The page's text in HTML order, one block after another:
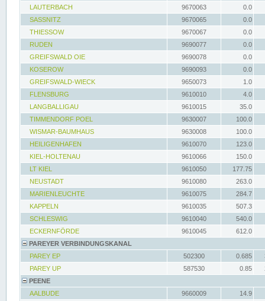
LAUTERBACH
9670063
0.0
SASSNITZ
9670065
0.0
THIESSOW
9670067
0.0
RUDEN
9690077
0.0
GREIFSWALD OIE
9690078
0.0
KOSEROW
9690093
0.0
GREIFSWALD-WIECK
9650073
1.0
FLENSBURG
9610010
4.0
LANGBALLIGAU
9610015
35.0
TIMMENDORF POEL
9630007
100.0
WISMAR-BAUMHAUS
9630008
100.0
HEILIGENHAFEN
9610070
123.0
KIEL-HOLTENAU
9610066
150.0
LT KIEL
9610050
177.75
NEUSTADT
9610080
263.0
MARIENLEUCHTE
9610075
284.7
KAPPELN
9610035
507.3
SCHLESWIG
9610040
540.0
ECKERNFÖRDE
9610045
612.0
PAREYER VERBINDUNGSKANAL
PAREY EP
502300 0.685
PAREY UP
587530 0.85
PEENE
AALBUDE
9660009
14.9